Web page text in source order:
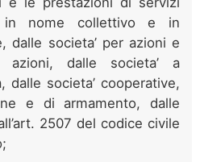
in nome collettivo e in
dalle societa’ per azioni e
azioni, dalle societa’ a
dalle societa’ cooperative,
e di armamento, dalle
2507 del codice civile